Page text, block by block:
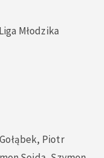
Młodzika
Piotr